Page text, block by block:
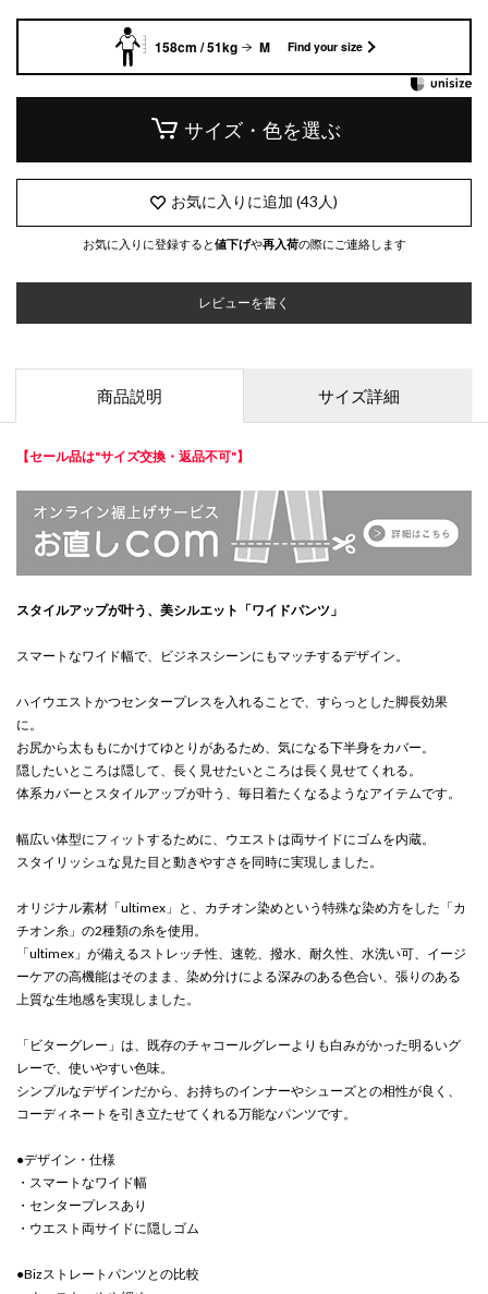
158cm / 51kg M Find your size
サイズ・色を選ぶ
お気に入りに追加 (43 人)
お気に入りに登録すると値下げや再入荷の際にご連絡します
レビューを書く
商品説明 サイズ詳細
【セール品は"サイズ交換・返品不可"】
スタイルアップが叶う、美シルエット「ワイドパンツ」
スマートなワイド幅で、ビジネスシーンにもマッチするデザイン。
ハイウエストかつセンタープレスを入れることで、すらっとした脚長効果
に。
お尻から太ももにかけてゆとりがあるため、気になる下半身をカバー。
隠したいところは隠して、長く見せたいところは長く見せてくれる。
体系カバーとスタイルアップが叶う、毎日着たくなるようなアイテムです。
幅広い体型にフィットするために、ウエストは両サイドにゴムを内蔵。
スタイリッシュな見た目と動きやすさを同時に実現しました。
オリジナル素材「ultimex」と、カチオン染めという特殊な染め方をした「カ
チオン糸」の2種類の糸を使用。
「ultimex」が備えるストレッチ性、速乾、撥水、耐久性、水洗い可、イージ
ーケアの高機能はそのまま、染め分けによる深みのある色合い、張りのある
上質な生地感を実現しました。
「ビターグレー」は、既存のチャコールグレーよりも白みがかった明るいグ
レーで、使いやすい色味。
シンプルなデザインだから、お持ちのインナーやシューズとの相性が良く、
コーディネートを引き立たせてくれる万能なパンツです。
●デザイン・仕様
・スマートなワイド幅
・センタープレスあり
・ウエスト両サイドに隠しゴム
●Bizストレートパンツとの比較